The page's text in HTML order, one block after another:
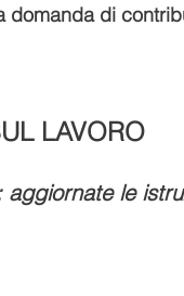
domanda di
LAVORO
aggiornate le